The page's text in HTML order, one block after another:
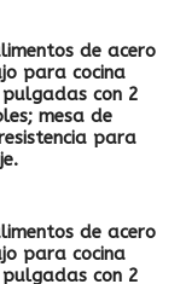
de acero
para cocina
con 2
mesa de
para
de acero
para cocina
con 2